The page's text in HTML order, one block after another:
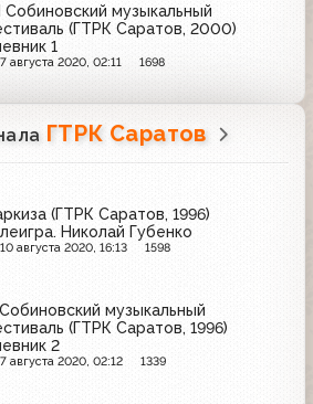
Собиновский музыкальный
(ГТРК Саратов, 2000)
1
7 августа 2020, 02:11 1698
ГТРК Саратов
(ГТРК Саратов, 1996)
Николай Губенко
10 августа 2020, 16:13 1598
Собиновский музыкальный
(ГТРК Саратов, 1996)
2
7 августа 2020, 02:12 1339